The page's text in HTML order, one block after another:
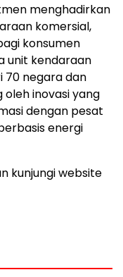
menghadirkan
komersial,
konsumen
unit kendaraan
70 negara dan
oleh inovasi yang
dengan pesat
energi
kunjungi website